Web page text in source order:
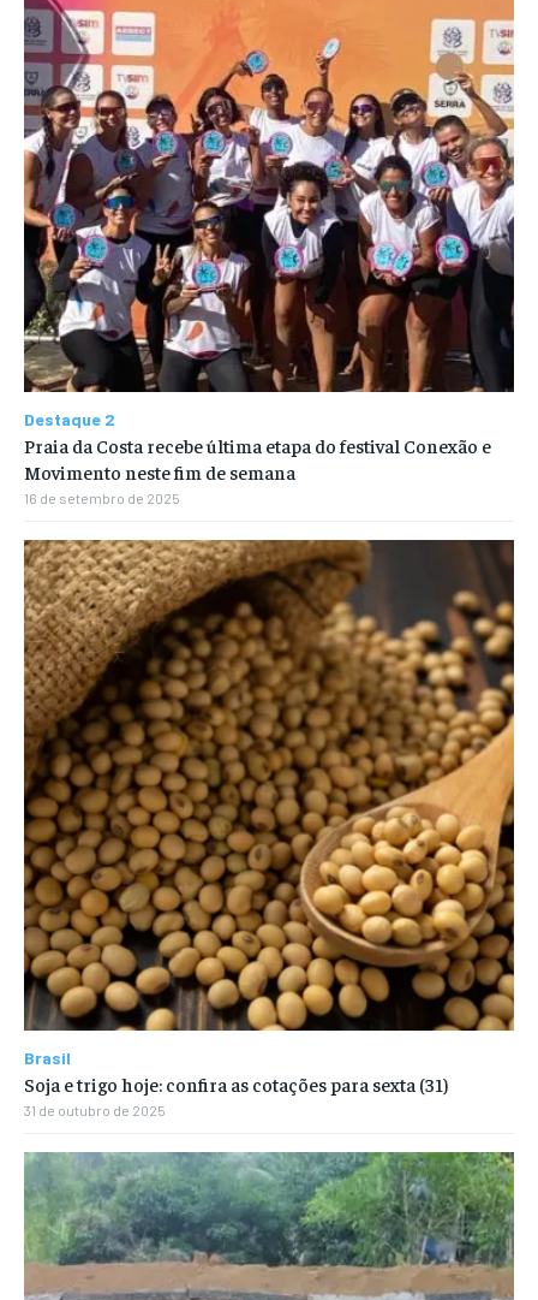
Destaque 2
Praia da Costa recebe última etapa do festival Conexão e
Movimento neste fim de semana
16 de setembro de 2025
Brasil
Soja e trigo hoje: confira as cotações para sexta (31)
31 de outubro de 2025